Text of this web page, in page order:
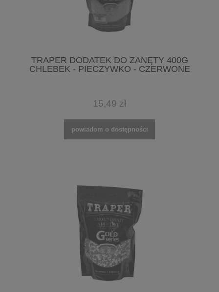
TRAPER DODATEK DO ZANĘTY 400G
CHLEBEK - PIECZYWKO - CZERWONE
15,49 zł
powiadom o dostępności